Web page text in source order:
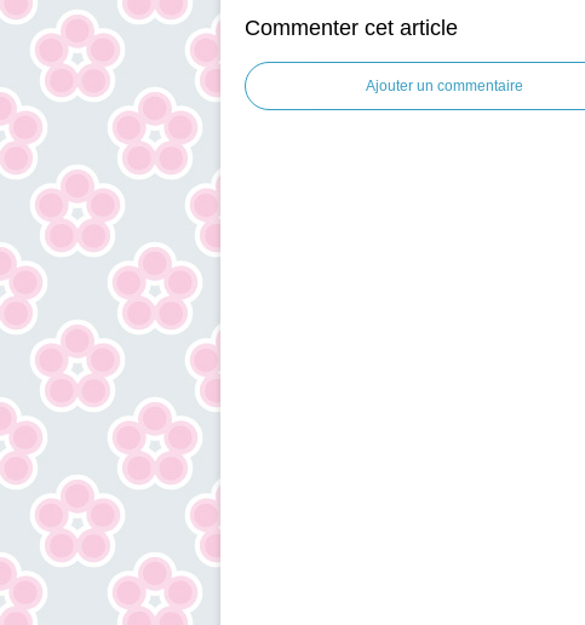
Commenter cet article
Ajouter un commentaire